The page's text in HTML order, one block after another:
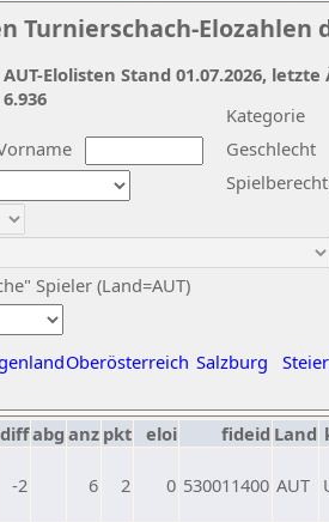
Elozahlen
Kategorie
Geschlecht
Spieler (Land=AUT)
Oberösterreich Salzburg
AUT-Elolisten Stand 01.07.2026,
6.936
diffabg anz pkt eloi fideid Land
-2 6 2 0 530011400 AUT